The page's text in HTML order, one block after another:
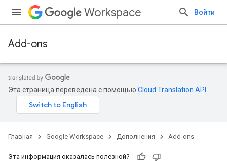
Workspace Войти
Add-ons
Эта страница переведена с помощью Cloud Translation API
Главная Google Workspace Дополнения Add-ons
Эта информация оказалась полезной?